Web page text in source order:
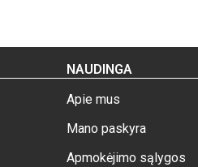
NAUDINGA
Apie mus
Mano paskyra
Apmokėjimo sąlygos